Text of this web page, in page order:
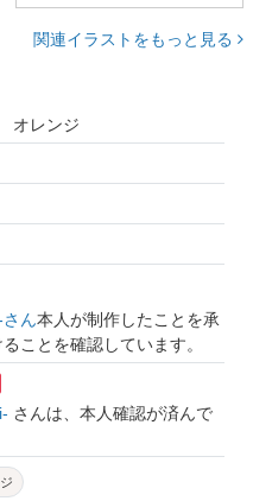
関連イラストをもっと見る
オレンジ
ん本人が制作したことを承
ことを確認しています。
さんは、本人確認が済んで